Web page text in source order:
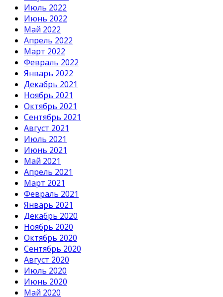
Июль 2022
Июнь 2022
Май 2022
Апрель 2022
Март 2022
Февраль 2022
Январь 2022
Декабрь 2021
Ноябрь 2021
Октябрь 2021
Сентябрь 2021
Август 2021
Июль 2021
Июнь 2021
Май 2021
Апрель 2021
Март 2021
Февраль 2021
Январь 2021
Декабрь 2020
Ноябрь 2020
Октябрь 2020
Сентябрь 2020
Август 2020
Июль 2020
Июнь 2020
Май 2020